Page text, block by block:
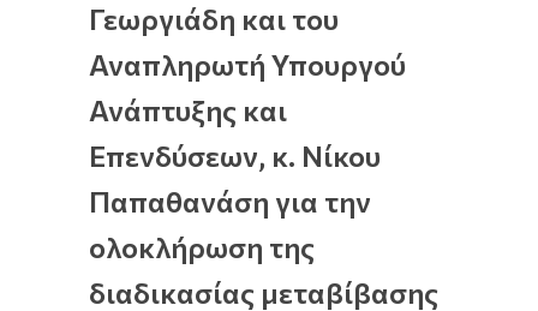
Γεωργιάδη και του
Αναπληρωτή Υπουργού
Ανάπτυξης και
Επενδύσεων, κ. Νίκου
Παπαθανάση για την
ολοκλήρωση της
διαδικασίας μεταβίβασης